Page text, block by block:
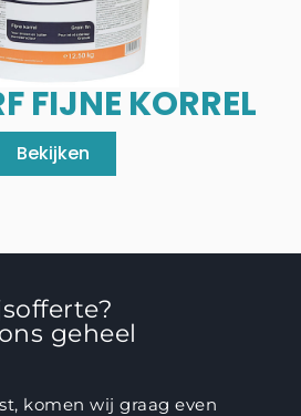
FIJNE KORREL
Bekijken
geheel
komen wij graag even